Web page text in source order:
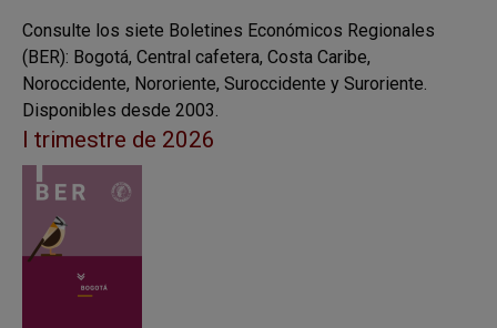
Consulte los siete Boletines Económicos Regionales
(BER): Bogotá, Central cafetera, Costa Caribe,
Noroccidente, Nororiente, Suroccidente y Suroriente.
Disponibles desde 2003.
I trimestre de 2026